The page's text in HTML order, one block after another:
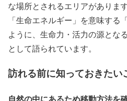
な場所とされるエリアがありま
「生命エネルギー」を意味する
ように、生命力・活力の源とな
として語られています。
訪れる前に知っておきたい